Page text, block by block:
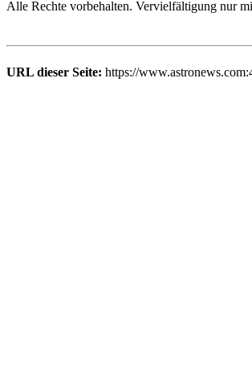
Alle Rechte vorbehalten. Vervielfältigung nur
URL dieser Seite: https://